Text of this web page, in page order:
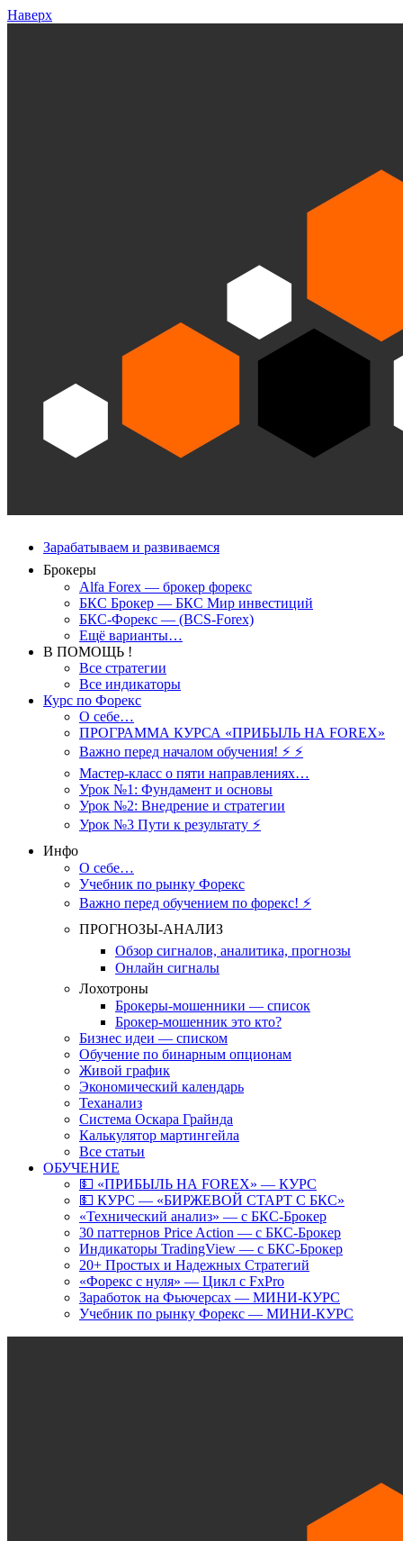
Наверх
Зарабатываем и развиваемся
Брокеры
Alfa Forex — брокер форекс
БКС Брокер — БКС Мир инвестиций
БКС-Форекс — (BCS-Forex)
Ещё варианты…
В ПОМОЩЬ !
Все стратегии
Все индикаторы
Курс по Форекс
О себе…
ПРОГРАММА КУРСА «ПРИБЫЛЬ НА FOREX»
Важно перед началом обучения! ⚡ ⚡
Мастер-класс о пяти направлениях…
Урок №1: Фундамент и основы
Урок №2: Внедрение и стратегии
Урок №3 Пути к результату ⚡️
Инфо
О себе…
Учебник по рынку Форекс
Важно перед обучением по форекс! ⚡
ПРОГНОЗЫ-АНАЛИЗ
Обзор сигналов, аналитика, прогнозы
Онлайн сигналы
Лохотроны
Брокеры-мошенники — список
Брокер-мошенник это кто?
Бизнес идеи — списком
Обучение по бинарным опционам
Живой график
Экономический календарь
Теханализ
Система Оскара Грайнда
Калькулятор мартингейла
Все статьи
ОБУЧЕНИЕ
💵 «ПРИБЫЛЬ НА FOREX» — КУРС
💵 КУРС — «БИРЖЕВОЙ СТАРТ С БКС»
«Технический анализ» — с БКС-Брокер
30 паттернов Price Action — с БКС-Брокер
Индикаторы TradingView — с БКС-Брокер
20+ Простых и Надежных Стратегий
«Форекс с нуля» — Цикл с FxPro
Заработок на Фьючерсах — МИНИ-КУРС
Учебник по рынку Форекс — МИНИ-КУРС